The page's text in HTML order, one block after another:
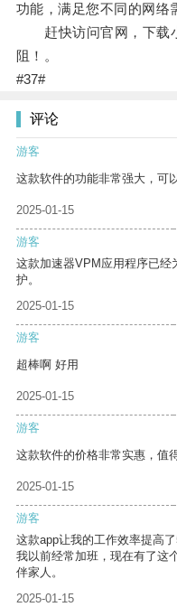
功能，满足您不同的网络
赶快访问官网，下载
阻！。
#37#
评论
游客
这款软件的功能非常强大，可
2025-01-15
游客
这款加速器VPM应用程序已经
护。
2025-01-15
游客
超棒啊 好用
2025-01-15
游客
这款软件的价格非常实惠，值
2025-01-15
游客
这款app让我的工作效率提高
我以前经常加班，现在有了这
伴家人。
2025-01-15